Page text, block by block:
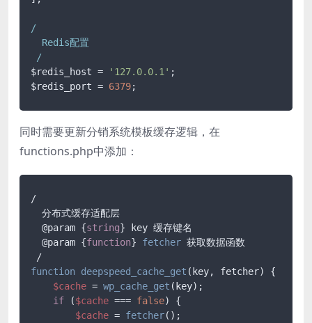
/
  Redis配置
/
$redis_host =
'127.0.0.1' ;
$redis_port = 6379
同时需要更新分销系统模板缓存逻辑，在
functions.php中添加：
/
  分布式缓存适配层
  @param {
string} key 缓存键名
  @param {
function} fetcher 获取数据函数
function deepspeed_cache_get ( key, fetcher) {
$cache = wp_cache_get (key);
if ($cache === false) {
$cache = fetcher();